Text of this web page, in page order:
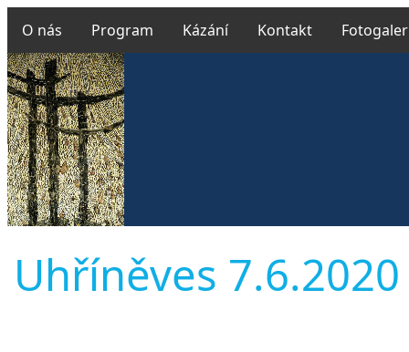
O nás Program Kázání Kontakt
Uhříněves